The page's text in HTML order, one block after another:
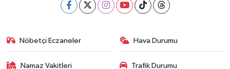
Nöbetçi Eczaneler Hava Durumu
Namaz Vakitleri Trafik Durumu